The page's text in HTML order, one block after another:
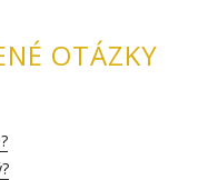
OTÁZKY